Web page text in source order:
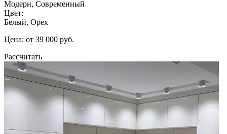
Модерн, Современный
Цвет:
Белый, Орех
Цена: от 39 000 руб.
Рассчитать